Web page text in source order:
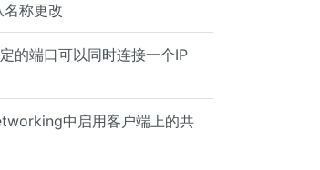
称更改
的端口可以同时连接一个IP
中启用客户端上的共